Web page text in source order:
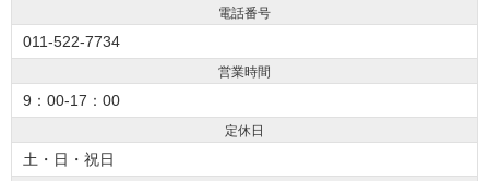
電話番号
011-522-7734
営業時間
9：00-17：00
定休日
土・日・祝日